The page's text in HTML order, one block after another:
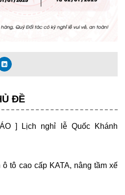
ĐỀ
] Lịch nghỉ lễ Quốc Khánh
ô tô cao cấp KATA, nâng tầm xế